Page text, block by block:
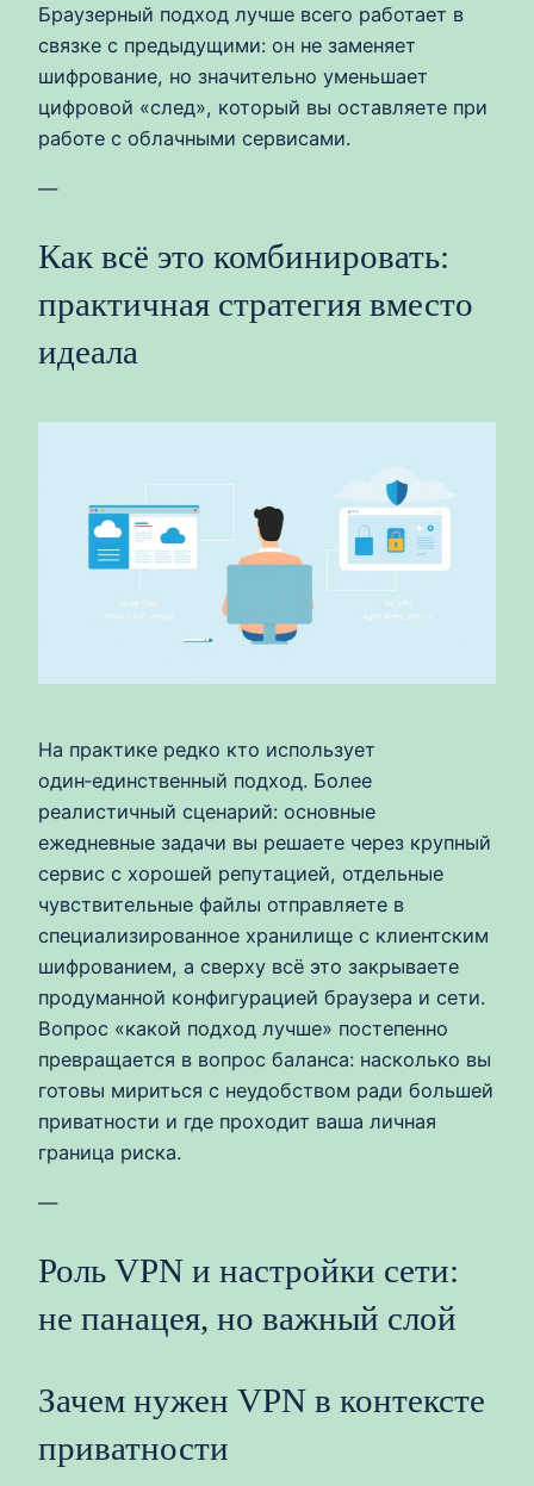
Браузерный подход лучше всего работает в
связке с предыдущими: он не заменяет
шифрование, но значительно уменьшает
цифровой «след», который вы оставляете при
работе с облачными сервисами.
—
Как всё это комбинировать:
практичная стратегия вместо
идеала
На практике редко кто использует
один‑единственный подход. Более
реалистичный сценарий: основные
ежедневные задачи вы решаете через крупный
сервис с хорошей репутацией, отдельные
чувствительные файлы отправляете в
специализированное хранилище с клиентским
шифрованием, а сверху всё это закрываете
продуманной конфигурацией браузера и сети.
Вопрос «какой подход лучше» постепенно
превращается в вопрос баланса: насколько вы
готовы мириться с неудобством ради большей
приватности и где проходит ваша личная
граница риска.
—
Роль VPN и настройки сети:
не панацея, но важный слой
Зачем нужен VPN в контексте
приватности